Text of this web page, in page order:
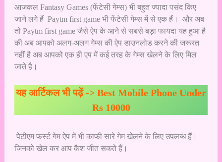
आजकल Fantasy Games (फेंटेसी गेम्स) भी बहुत ज्यादा पसंद किए
जाने लगे हैं Paytm first game भी फेंटेसी गेम्स में से एक हैं। और अब
तो Paytm first game जैसे ऐप के आने से सबसे बड़ा फायदा यह हुआ है
की अब आपको अलग-अलग गेम्स की ऐप डाउनलोड करने की जरूरत
नहीं है अब आपको एक ही एप में कई तरह के गेम्स खेलने के लिए मिल
जाते है।
यह आर्टिकल भी पढ़ें -> Best Mobile Phone Under
Rs 10000
पेटीएम फर्स्ट गेम ऐप में भी काफी सारे गेम खेलने के लिए उपलब्ध हैं।
जिनको खेल कर आप कैश जीत सकते हैं।